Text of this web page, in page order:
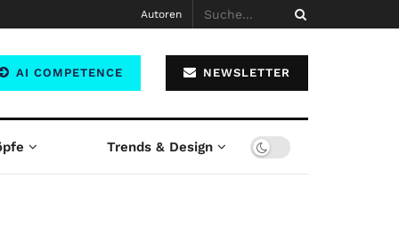
Autoren
AI COMPETENCE NEWSLETTER
Trends & Design